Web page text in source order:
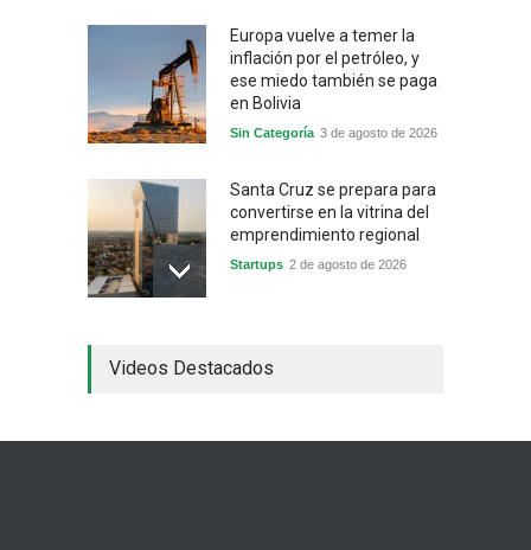
Europa vuelve a temer la
inflación por el petróleo, y
ese miedo también se paga
en Bolivia
Sin Categoría 3 de agosto de 2026
Santa Cruz se prepara para
convertirse en la vitrina del
emprendimiento regional
Startups 2 de agosto de 2026
industrial y el golpe puede
Sin Categoría 1 de agosto de 2026
Videos Destacados